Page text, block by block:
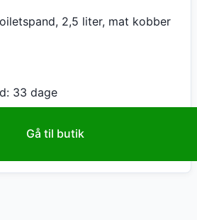
2,5 liter, mat kobber
33 dage
Gå til butik